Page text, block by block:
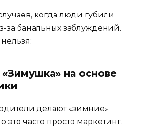
когда люди губили
банальных заблуждений.
на основе
делают «зимние»
это часто просто маркетинг.